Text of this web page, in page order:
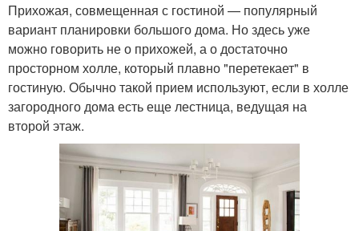
Прихожая, совмещенная с гостиной — популярный
вариант планировки большого дома. Но здесь уже
можно говорить не о прихожей, а о достаточно
просторном холле, который плавно "перетекает" в
гостиную. Обычно такой прием используют, если в холле
загородного дома есть еще лестница, ведущая на
второй этаж.